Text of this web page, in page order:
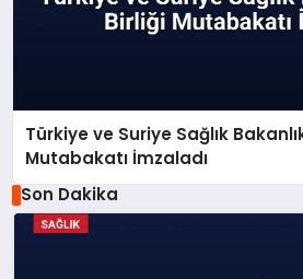
Türkiye ve Suriye Sağlık
Mutabakatı İmzaladı
Son Dakika